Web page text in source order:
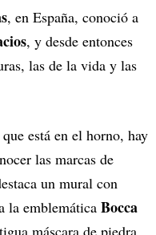
, en España, conoció a
, y desde entonces
las de la vida y las
está en el horno, hay
las marcas de
un mural con
la emblemática Bocca
máscara de piedra